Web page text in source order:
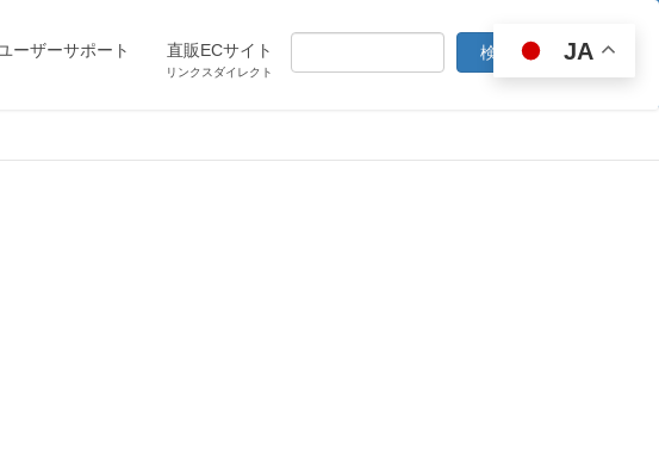
ーザーサポート 直販ECサイト
リンクスダイレクト
JA